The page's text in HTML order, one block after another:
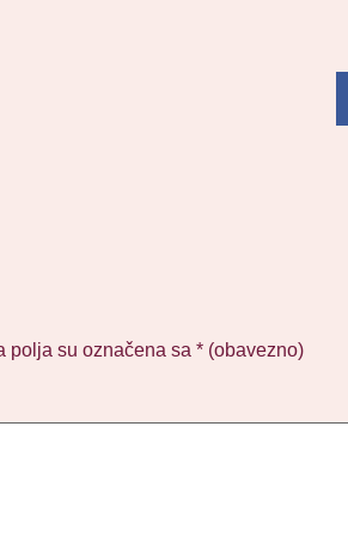
polja su označena sa * (obavezno)